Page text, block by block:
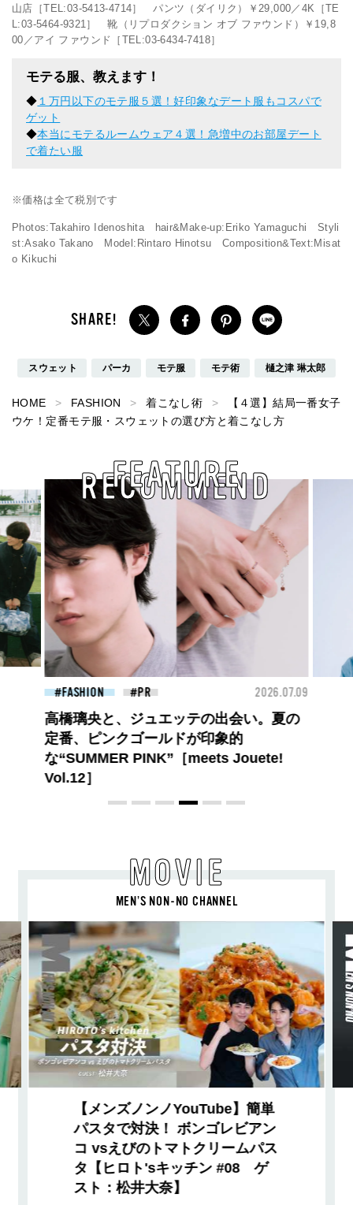
山店［TEL:03-5413-4714］ パンツ（ダイリク）￥29,000／4K［TE
L:03-5464-9321］ 靴（リプロダクション オブ ファウンド）￥19,8
00／アイ ファウンド［TEL:03-6434-7418］
モテる服、教えます！
◆１万円以下のモテ服５選！好印象なデート服もコスパで
ゲット
◆本当にモテるルームウェア４選！急増中のお部屋デート
で着たい服
※価格は全て税別です
Photos:Takahiro Idenoshita hair&Make-up:Eriko Yamaguchi Styli
st:Asako Takano Model:Rintaro Hinotsu Composition&Text:Misat
o Kikuchi
スウェット パーカ モテ服 モテ術 樋之津 琳太郎
HOME FASHION 着こなし術
【４選】結局一番女子
ウケ！定番モテ服・スウェットの選び方と着こなし方
RECOMMEND
FEATURE
BEAUTY 2026.07.09
夏のパーマ、さらにあか抜け。N.（エヌ
ドット）のスタイリングアイテムで作る
旬ヘアのテクニックを、人気３サロンに
教わった！
MOVIE
MEN’S NON-NO CHANNEL
【メンズノンノYouTube】簡単
パスタで対決！ ボンゴレビアン
コ vsえびのトマトクリームパス
タ【ヒロト'sキッチン #08 ゲ
スト：松井大奈】